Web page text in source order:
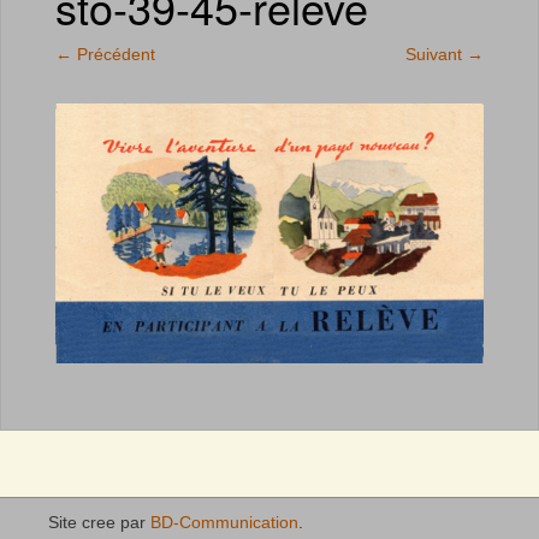
← Précédent Suivant →
Site cree par BD-Communication.